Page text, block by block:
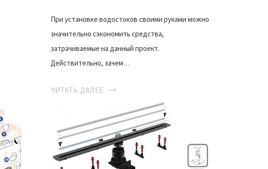
При установке водостоков своими руками можно
значительно сэкономить средства,
затрачиваемые на данный проект.
Действительно, зачем…
ЧИТАТЬ ДАЛЕЕ